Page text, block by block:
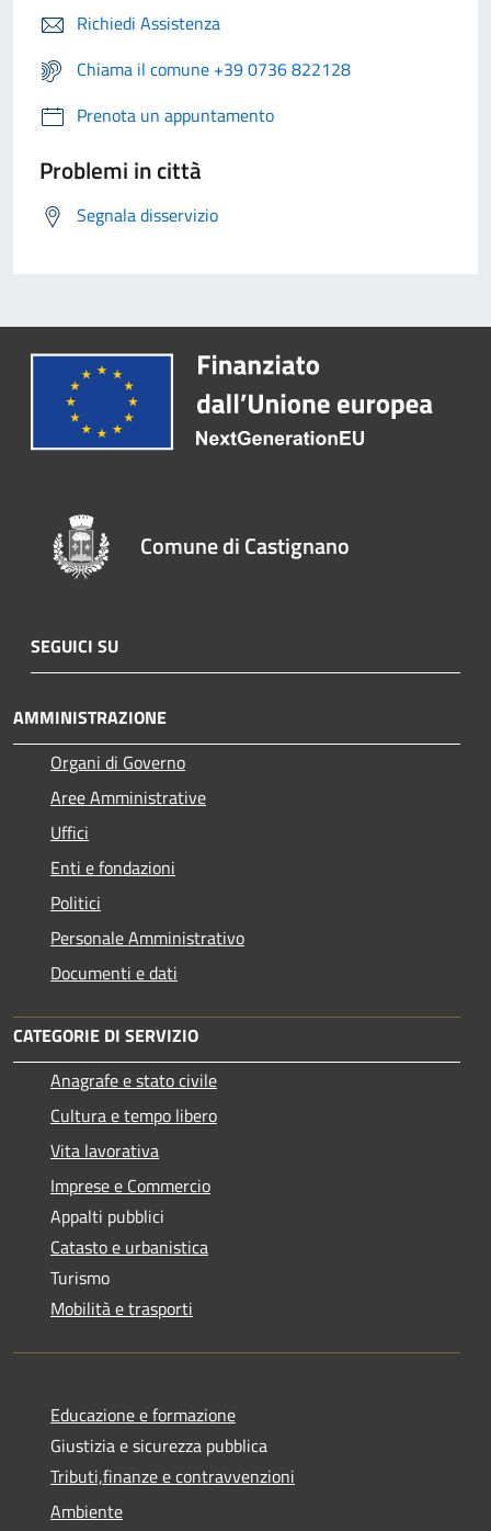
Richiedi Assistenza
Chiama il comune +39 0736 822128
Prenota un appuntamento
Problemi in città
Segnala disservizio
Comune di Castignano
SEGUICI SU
AMMINISTRAZIONE
Organi di Governo
Aree Amministrative
Uffici
Enti e fondazioni
Politici
Personale Amministrativo
Documenti e dati
CATEGORIE DI SERVIZIO
Anagrafe e stato civile
Cultura e tempo libero
Vita lavorativa
Imprese e Commercio
Appalti pubblici
Catasto e urbanistica
Turismo
Mobilità e trasporti
Educazione e formazione
Giustizia e sicurezza pubblica
Tributi,finanze e contravvenzioni
Ambiente